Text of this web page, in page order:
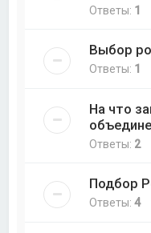
Ответы: 1
Выбор
Ответы: 1
На что
Ответы: 2
Подбор
Ответы:4